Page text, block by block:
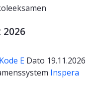
Kode E Dato 19.11.2026
Inspera